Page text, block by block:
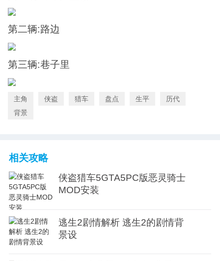
第二辆:路边
第三辆:巷子里
主角 侠盗 猎车 盘点 生平
历代
背景
相关攻略
侠盗猎车5GTA5PC版恶灵骑士
MOD安装
逃生2剧情解析 逃生2的剧情背
景设